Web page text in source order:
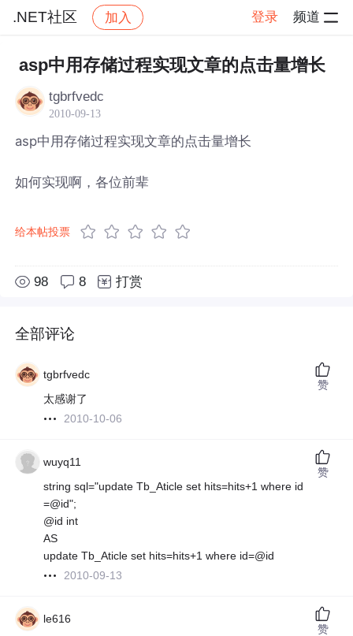
.NET社区 加入 登录 频道
.NET社区 帖子详情
asp中用存储过程实现文章的点击量增长
tgbrfvedc
2010-09-13
asp中用存储过程实现文章的点击量增长
如何实现啊，各位前辈
给本帖投票
98 8 打赏
全部评论
tgbrfvedc
太感谢了
2010-10-06
赞
wuyq11
string sql="update Tb_Aticle set hits=hits+1 where id
=@id";
@id int
AS
update Tb_Aticle set hits=hits+1 where id=@id
2010-09-13
赞
le616
赞